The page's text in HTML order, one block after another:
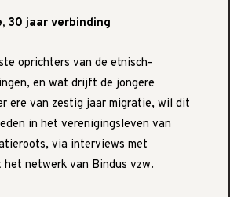
30 jaar verbinding
oprichters van de etnisch-
en wat drijft de jongere
ere van zestig jaar migratie, wil dit
in het verenigingsleven van
via interviews met
netwerk van Bindus vzw.